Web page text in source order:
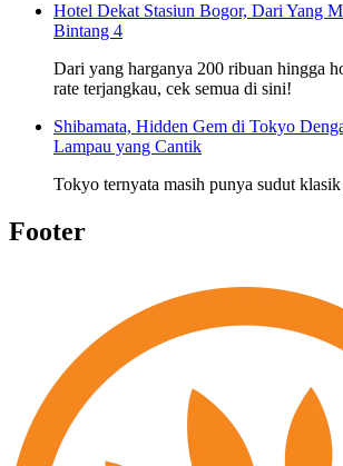
Hotel Dekat Stasiun Bogor, Dari Yang
Bintang 4
Dari yang harganya 200 ribuan hingga
rate terjangkau, cek semua di sini!
Shibamata, Hidden Gem di Tokyo
Lampau yang Cantik
Tokyo ternyata masih punya sudut
Footer